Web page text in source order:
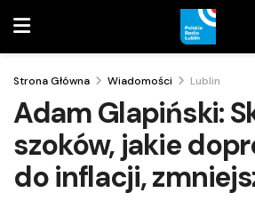
Strona Główna Wiadomości Lublin
Adam Glapiński:
szoków, jakie
do inflacji,